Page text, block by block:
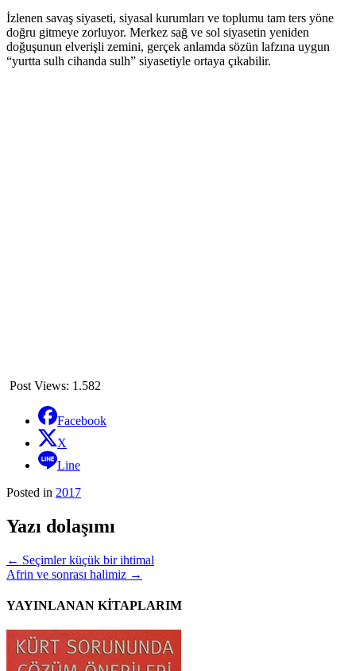
İzlenen savaş siyaseti, siyasal kurumları ve toplumu tam ters yöne
doğru gitmeye zorluyor. Merkez sağ ve sol siyasetin yeniden
doğuşunun elverişli zemini, gerçek anlamda sözün lafzına uygun
“yurtta sulh cihanda sulh” siyasetiyle ortaya çıkabilir.
Post Views: 1.582
Facebook
X
Line
Posted in 2017
Yazı dolaşımı
← Seçimler küçük bir ihtimal
Afrin ve sonrası halimiz →
YAYINLANAN KİTAPLARIM